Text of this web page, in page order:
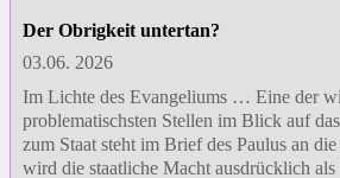
Der Obrigkeit untertan?
03.06. 2026
Im Lichte des Evangeliums … Eine der
problematischsten Stellen im Blick auf
zum Staat steht im Brief des Paulus an
wird die staatliche Macht ausdrücklich